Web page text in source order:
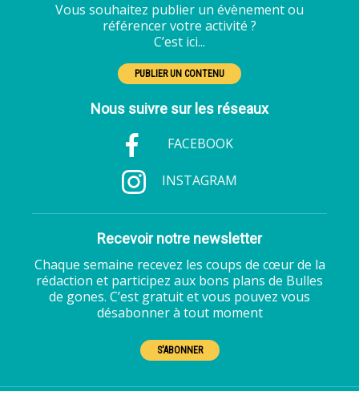
Vous souhaitez publier un évènement ou
référencer votre activité ?
C’est ici...
PUBLIER UN CONTENU
Nous suivre sur les réseaux
FACEBOOK
INSTAGRAM
Recevoir notre newsletter
Chaque semaine recevez les coups de cœur de la
rédaction et participez aux bons plans de Bulles
de gones. C’est gratuit et vous pouvez vous
désabonner à tout moment
S'ABONNER